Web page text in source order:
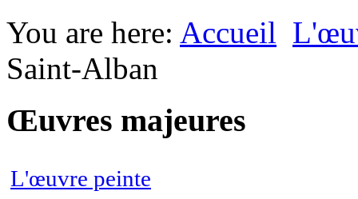
You are here: Accueil
Saint-Alban
Œuvres majeures
L'œuvre peinte